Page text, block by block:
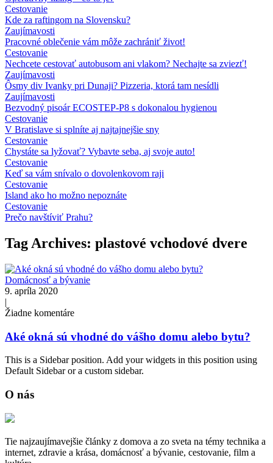
Cestovanie
Kde za raftingom na Slovensku?
Zaujímavosti
Pracovné oblečenie vám môže zachrániť život!
Cestovanie
Nechcete cestovať autobusom ani vlakom? Nechajte sa zviezť!
Zaujímavosti
Ôsmy div Ivanky pri Dunaji? Pizzeria, ktorá tam nesídli
Zaujímavosti
Bezvodný pisoár ECOSTEP-P8 s dokonalou hygienou
Cestovanie
V Bratislave si splníte aj najtajnejšie sny
Cestovanie
Chystáte sa lyžovať? Vybavte seba, aj svoje auto!
Cestovanie
Keď sa vám snívalo o dovolenkovom raji
Cestovanie
Island ako ho možno nepoznáte
Cestovanie
Prečo navštíviť Prahu?
Tag Archives: plastové vchodové dvere
Domácnosť a bývanie
9. apríla 2020
|
Žiadne komentáre
Aké okná sú vhodné do vášho domu alebo bytu?
This is a Sidebar position. Add your widgets in this position using
Default Sidebar or a custom sidebar.
O nás
Tie najzaujímavejšie články z domova a zo sveta na témy technika a
internet, zdravie a krása, domácnosť a bývanie, cestovanie, film a